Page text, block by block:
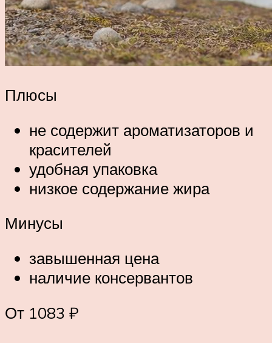
Плюсы
не содержит ароматизаторов и
красителей
удобная упаковка
низкое содержание жира
Минусы
завышенная цена
наличие консервантов
От 1083 ₽